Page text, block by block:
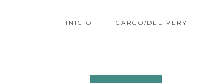
INICIO CARGO/DELIVERY